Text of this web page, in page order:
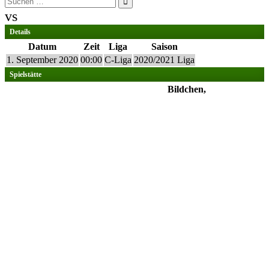
nach:
vs
Details
Datum Zeit Liga
Saison
1. September 2020 00:00 C-Liga 2020/2021 Liga
Spielstätte
Bildchen,